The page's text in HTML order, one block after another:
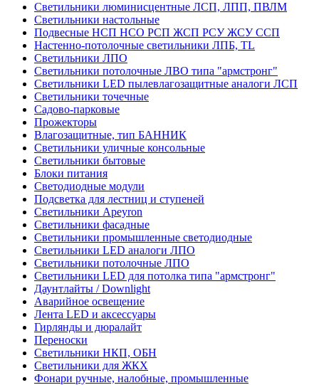
Светильники люминисцентные ЛСП, ЛПП, ПВЛМ
Светильники настольные
Подвесные НСП НСО РСП ЖСП РСУ ЖСУ ССП
Настенно-потолочные светильники ЛПБ, TL
Светильники ЛПО
Светильники потолочные ЛВО типа "армстронг"
Светильники LED пылевлагозащитные аналоги ЛСП
Светильники точечные
Садово-парковые
Прожекторы
Влагозащитные, тип БАННИК
Светильники уличные консольные
Светильники бытовые
Блоки питания
Светодиодные модули
Подсветка для лестниц и ступеней
Светильники Apeyron
Светильники фасадные
Светильники промышленные светодиодные
Светильники LED аналоги ЛПО
Светильники потолочные ЛПО
Светильники LED для потолка типа "армстронг"
Даунтлайты / Downlight
Аварийное освещение
Лента LED и аксессуары
Гирлянды и дюралайт
Переноски
Светильники НКП, ОБН
Светильники для ЖКХ
Фонари ручные, налобные, промышленные